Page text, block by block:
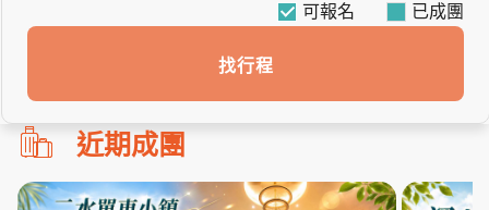
可報名
找行程
刪!!
近期成團